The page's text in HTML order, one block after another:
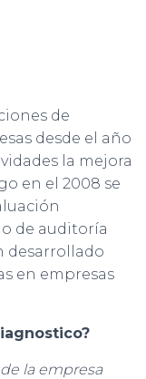
de
desde el año
la mejora
en el 2008 se
de auditoría
desarrollado
en empresas
la empresa